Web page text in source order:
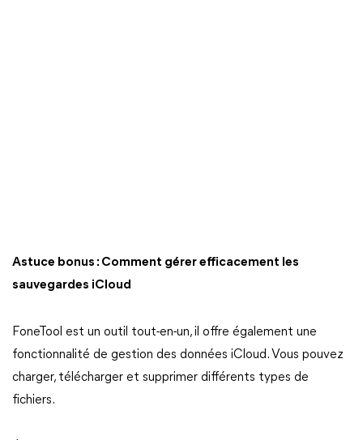
Astuce bonus : Comment gérer efficacement les
sauvegardes iCloud
FoneTool est un outil tout-en-un, il offre également une
fonctionnalité de gestion des données iCloud. Vous pouvez
charger, télécharger et supprimer différents types de
fichiers.